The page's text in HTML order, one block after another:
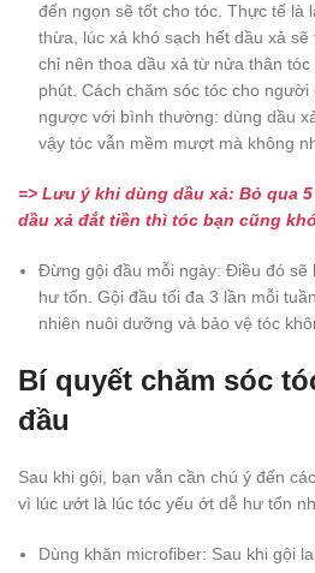
đến ngọn sẽ tốt cho tóc. Thực tế là
thừa, lúc xả khó sạch hết dầu xả
chỉ nên thoa dầu xả từ nửa thân
phút. Cách chăm sóc tóc cho
ngược với bình thường: dùng dầu
vậy tóc vẫn mềm mượt mà không
=> Lưu ý khi dùng dầu xả: Bỏ qua
dầu xả đắt tiền thì tóc bạn cũng
Đừng gội đầu mỗi ngày: Điều đó sẽ
hư tổn. Gội đầu tối đa 3 lần mỗi
nhiên nuôi dưỡng và bảo vệ tóc
Bí quyết chăm sóc
đầu
Sau khi gội, bạn vẫn cần chú ý đến
vì lúc ướt là lúc tóc yếu ớt dễ hư tổn
Dùng khăn microfiber: Sau khi gội